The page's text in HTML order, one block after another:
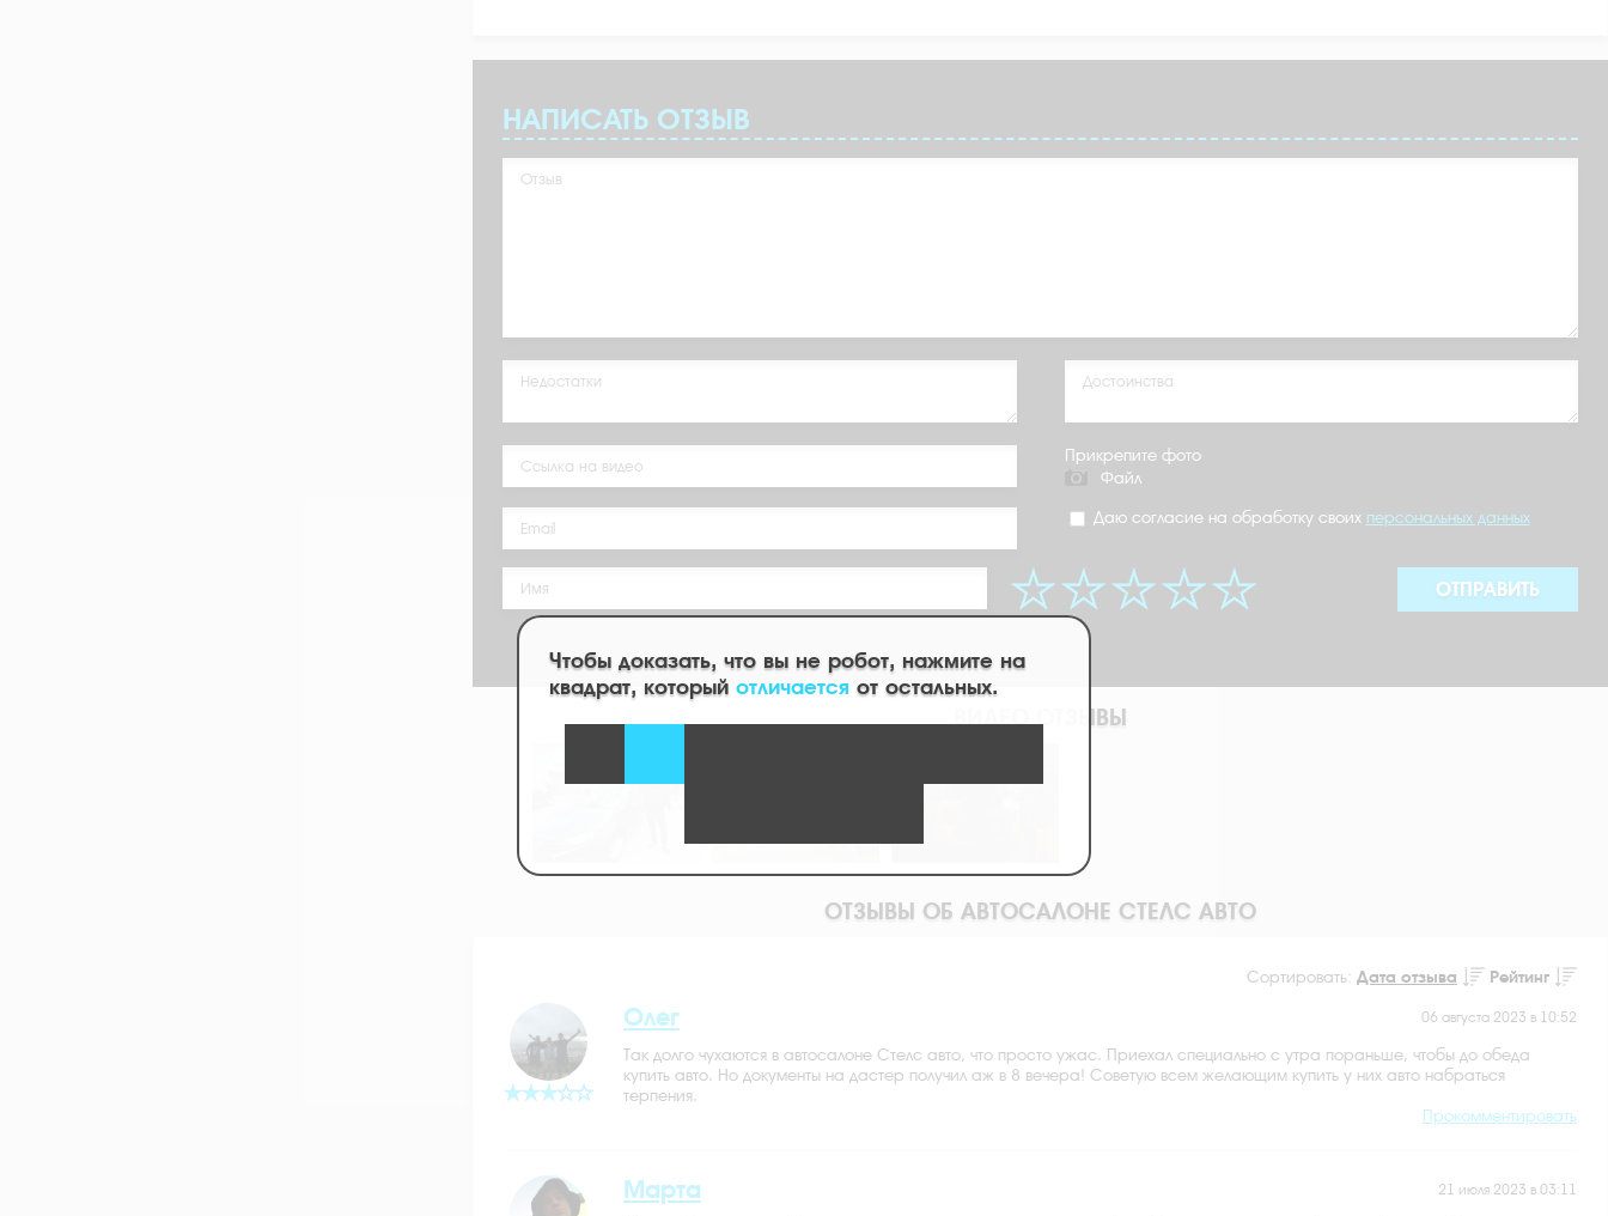
НАПИСАТЬ ОТЗЫВ
Прикрепите фото
Файл
Даю согласие на обработку своих персональных данных
ОТПРАВИТЬ
ВИДЕО ОТЗЫВЫ
ОТЗЫВЫ ОБ АВТОСАЛОНЕ СТЕЛС АВТО
Сортировать: Дата отзыва Рейтинг
06 августа 2023 в 10:52
Олег
Так долго чухаются в автосалоне Стелс авто, что просто ужас. Приехал специально с утра пораньше, чтобы до обеда
купить авто. Но документы на дастер получил аж в 8 вечера! Советую всем желающим купить у них авто набраться
терпения.
Прокомментировать
21 июля 2023 в 03:11
Марта
Чтобы доказать, что вы не робот, нажмите на
квадрат, который отличается от остальных.